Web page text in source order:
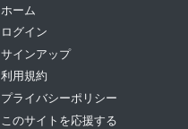
ホーム
ログイン
サインアップ
利用規約
プライバシーポリシー
このサイトを応援する